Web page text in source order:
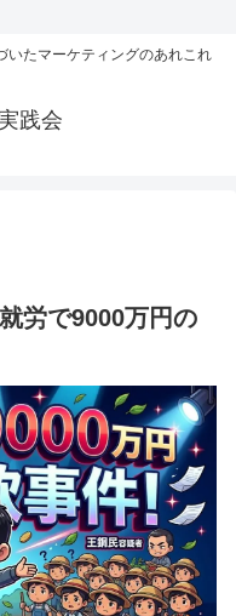
いたマーケティングのあれこれ
践会
労で9000万円の